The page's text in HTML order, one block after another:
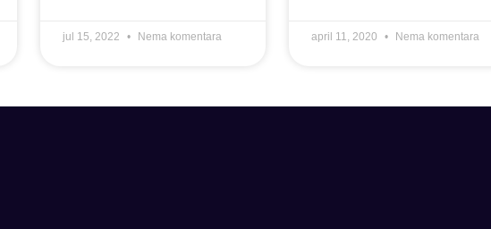
jul 15, 2022 Nema komentara april 11, 2020 Nema komentara